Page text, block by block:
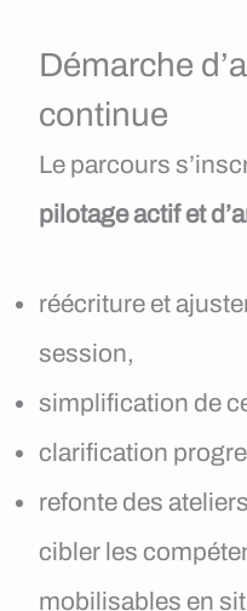
Démarche
continue
Le parcours
pilotage actif et
réécriture et
session,
simplification de
clarification
refonte des
cibler les
mobilisables en